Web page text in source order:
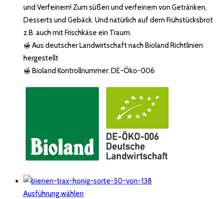
und Verfeinern! Zum süßen und verfeinern von Getränken,
Desserts und Gebäck. Und natürlich auf dem Frühstücksbrot
z.B. auch mit Frischkäse ein Traum.
🍯 Aus deutscher Landwirtschaft nach Bioland Richtlinien
hergestellt
🍯 Bioland Kontrollnummer: DE-Öko-006
Ausführung wählen